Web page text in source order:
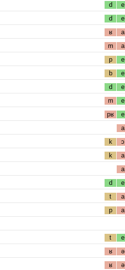
d e
d e
ʁ a
m a
p e
b e
d e
m e
pʁ e
a
k ɔ
k a
a
d e
t a
p a
t e
ʁ ə
ʁ ə